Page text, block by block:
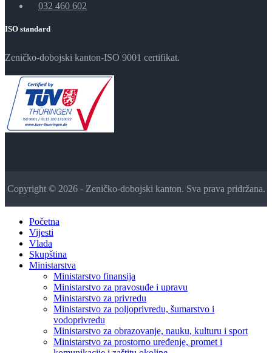
032 460 602
ISO standard
Zeničko-dobojski kanton-ISO 9001 certifikat.
Copyright © 2026 - Zeničko-dobojski kanton. Sva prava pridržana.
Početna
Vijesti
Vlada
Skupština
Ministarstva
Ministarstvo finansija
Ministarstvo za pravosuđe i upravu
Ministarstvo za privredu
Ministarstvo za poljoprivredu, šumarstvo i
vodoprivredu
Ministarstvo za obrazovanje, nauku, kulturu i sport
Ministarstvo za prostorno uređenje, promet i